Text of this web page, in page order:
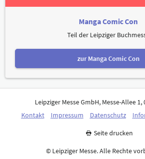
Manga Comic Con
Teil der Leipziger
zur Manga Comic Con
Leipziger Messe GmbH, Messe-Allee 1,
Kontakt
Impressum Datenschutz
Seite drucken
© Leipziger Messe. Alle Rechte